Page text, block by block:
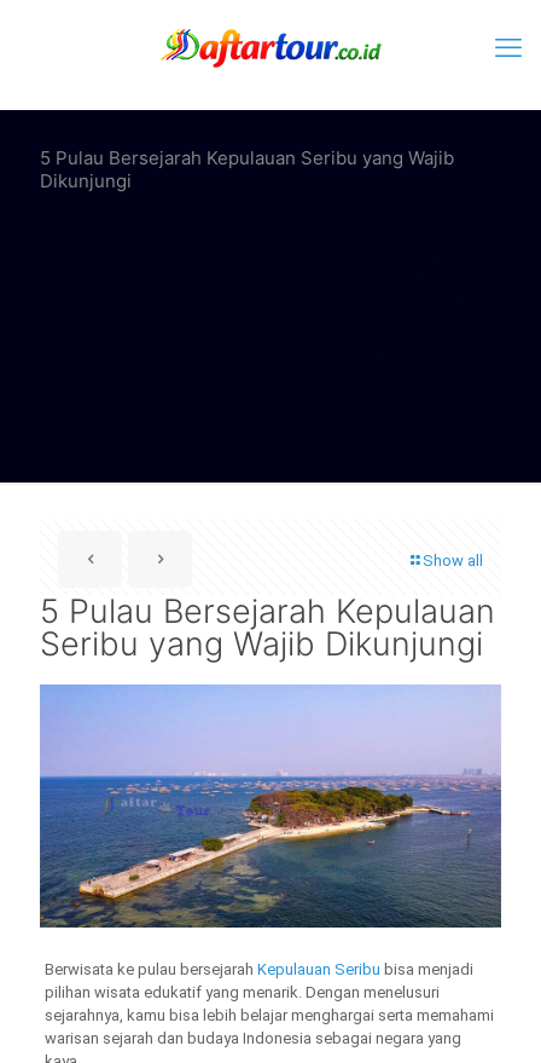
5 Pulau Bersejarah Kepulauan Seribu yang Wajib
Dikunjungi
Show all
5 Pulau Bersejarah Kepulauan
Seribu yang Wajib Dikunjungi
Berwisata ke pulau bersejarah Kepulauan Seribu bisa menjadi
pilihan wisata edukatif yang menarik. Dengan menelusuri
sejarahnya, kamu bisa lebih belajar menghargai serta memahami
warisan sejarah dan budaya Indonesia sebagai negara yang